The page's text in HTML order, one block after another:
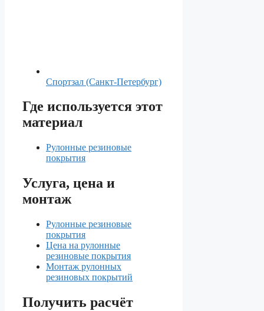
Спортзал (Санкт-Петербург)
Где используется этот
материал
Рулонные резиновые
покрытия
Услуга, цена и
монтаж
Рулонные резиновые
покрытия
Цена на рулонные
резиновые покрытия
Монтаж рулонных
резиновых покрытий
Получить расчёт